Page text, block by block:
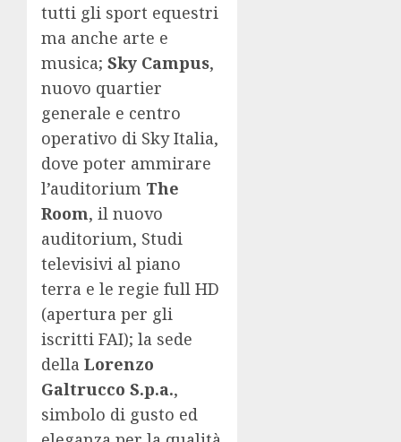
tutti gli sport equestri
ma anche arte e
musica; Sky Campus,
nuovo quartier
generale e centro
operativo di Sky Italia,
dove poter ammirare
l’auditorium The
Room, il nuovo
auditorium, Studi
televisivi al piano
terra e le regie full HD
(apertura per gli
iscritti FAI); la sede
della Lorenzo
Galtrucco S.p.a.,
simbolo di gusto ed